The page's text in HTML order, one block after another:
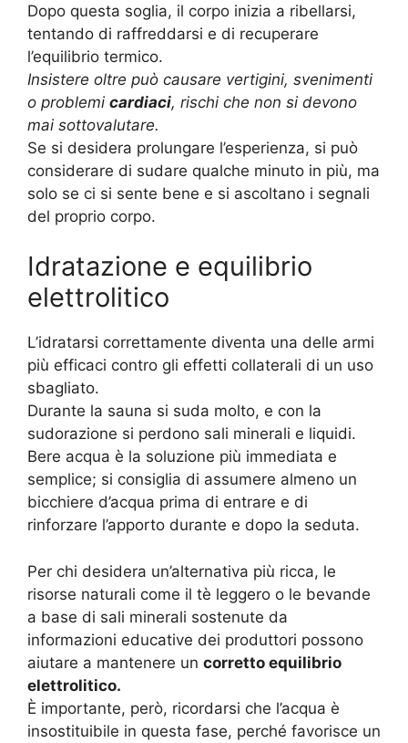
Dopo questa soglia, il corpo inizia a ribellarsi,
tentando di raffreddarsi e di recuperare
l’equilibrio termico.
Insistere oltre può causare vertigini, svenimenti
o problemi cardiaci, rischi che non si devono
mai sottovalutare.
Se si desidera prolungare l’esperienza, si può
considerare di sudare qualche minuto in più, ma
solo se ci si sente bene e si ascoltano i segnali
del proprio corpo.
Idratazione e equilibrio
elettrolitico
L’idratarsi correttamente diventa una delle armi
più efficaci contro gli effetti collaterali di un uso
sbagliato.
Durante la sauna si suda molto, e con la
sudorazione si perdono sali minerali e liquidi.
Bere acqua è la soluzione più immediata e
semplice; si consiglia di assumere almeno un
bicchiere d’acqua prima di entrare e di
rinforzare l’apporto durante e dopo la seduta.
Per chi desidera un’alternativa più ricca, le
risorse naturali come il tè leggero o le bevande
a base di sali minerali sostenute da
informazioni educative dei produttori possono
aiutare a mantenere un corretto equilibrio
elettrolitico.
È importante, però, ricordarsi che l’acqua è
insostituibile in questa fase, perché favorisce un